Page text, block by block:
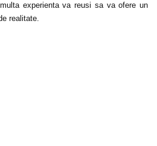
experienta va reusi sa va ofere un
realitate.